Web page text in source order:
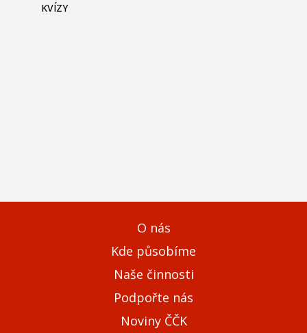
KVÍZY
O nás
Kde působíme
Naše činnosti
Podpořte nás
Noviny ČČK